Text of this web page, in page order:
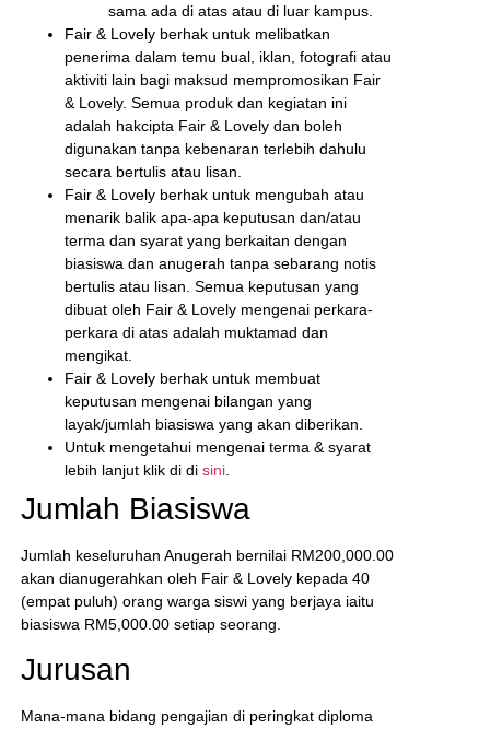
sama ada di atas atau di luar kampus.
Fair & Lovely berhak untuk melibatkan
penerima dalam temu bual, iklan, fotografi atau
aktiviti lain bagi maksud mempromosikan Fair
& Lovely. Semua produk dan kegiatan ini
adalah hakcipta Fair & Lovely dan boleh
digunakan tanpa kebenaran terlebih dahulu
secara bertulis atau lisan.
Fair & Lovely berhak untuk mengubah atau
menarik balik apa-apa keputusan dan/atau
terma dan syarat yang berkaitan dengan
biasiswa dan anugerah tanpa sebarang notis
bertulis atau lisan. Semua keputusan yang
dibuat oleh Fair & Lovely mengenai perkara-
perkara di atas adalah muktamad dan
mengikat.
Fair & Lovely berhak untuk membuat
keputusan mengenai bilangan yang
layak/jumlah biasiswa yang akan diberikan.
Untuk mengetahui mengenai terma & syarat
lebih lanjut klik di di sini.
Jumlah Biasiswa
Jumlah keseluruhan Anugerah bernilai RM200,000.00
akan dianugerahkan oleh Fair & Lovely kepada 40
(empat puluh) orang warga siswi yang berjaya iaitu
biasiswa RM5,000.00 setiap seorang.
Jurusan
Mana-mana bidang pengajian di peringkat diploma